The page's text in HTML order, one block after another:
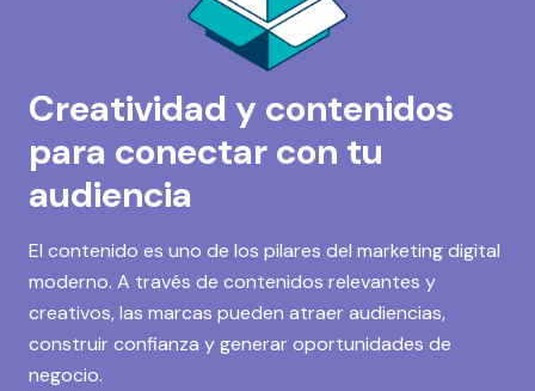
Creatividad y contenidos
para conectar con tu
audiencia
El contenido es uno de los pilares del marketing digital
moderno. A través de contenidos relevantes y
creativos, las marcas pueden atraer audiencias,
construir confianza y generar oportunidades de
negocio.